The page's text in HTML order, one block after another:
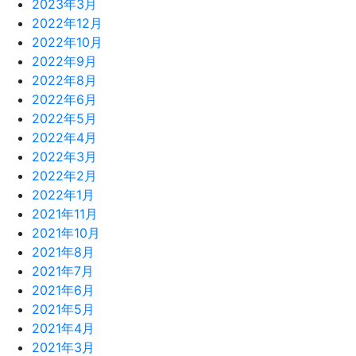
2023年3月
2022年12月
2022年10月
2022年9月
2022年8月
2022年6月
2022年5月
2022年4月
2022年3月
2022年2月
2022年1月
2021年11月
2021年10月
2021年8月
2021年7月
2021年6月
2021年5月
2021年4月
2021年3月